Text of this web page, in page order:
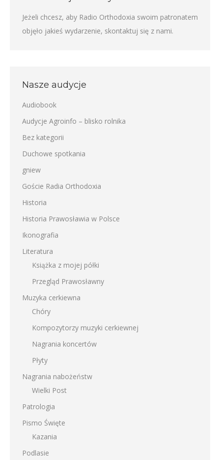
Jeżeli chcesz, aby Radio Orthodoxia swoim patronatem
objęło jakieś wydarzenie, skontaktuj się z nami.
Nasze audycje
Audiobook
Audycje Agroinfo – blisko rolnika
Bez kategorii
Duchowe spotkania
gniew
Goście Radia Orthodoxia
Historia
Historia Prawosławia w Polsce
Ikonografia
Literatura
Książka z mojej półki
Przegląd Prawosławny
Muzyka cerkiewna
Chóry
Kompozytorzy muzyki cerkiewnej
Nagrania koncertów
Płyty
Nagrania nabożeństw
Wielki Post
Patrologia
Pismo Święte
Kazania
Podlasie